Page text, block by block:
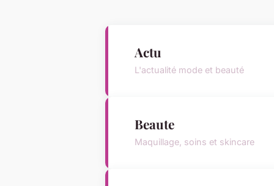
Actu
L'actualité mode et beauté
Beaute
Maquillage, soins et skincare